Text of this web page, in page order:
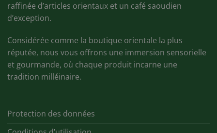
raffinée d’articles orientaux et un café saoudien
d’exception.
Considérée comme la boutique orientale la plus
réputée, nous vous offrons une immersion sensorielle
et gourmande, où chaque produit incarne une
tradition milléinaire.
Protection des données